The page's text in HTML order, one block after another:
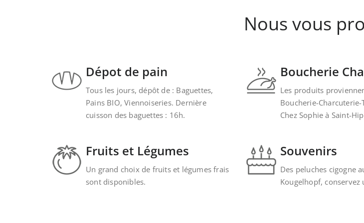
Nous vous
Dépot de pain
Tous les jours, dépôt de : Baguettes,
Pains BIO, Viennoiseries. Dernière
cuisson des baguettes : 16h.
Boucherie
Les produits
Boucherie-
Chez Sophie à Saint-
Fruits et Légumes
Un grand choix de fruits et légumes frais
sont disponibles.
Souvenirs
Des peluches cigogne
Kougelhopf, conservez